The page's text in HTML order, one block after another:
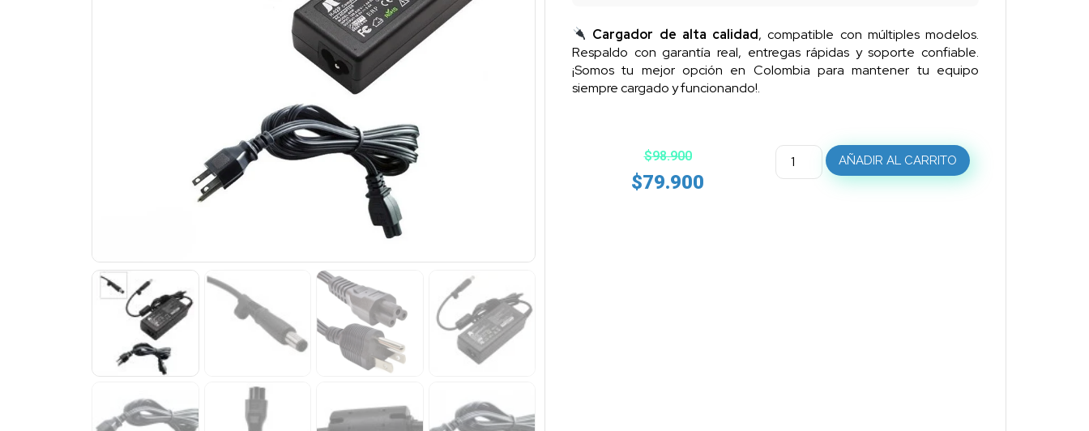
Cargador de alta calidad, compatible con múltiples modelos.
Respaldo con garantía real, entregas rápidas y soporte confiable.
¡Somos tu mejor opción en Colombia para mantener tu equipo
siempre cargado y funcionando!.
$98.900
$79.900
AÑADIR AL CARRITO